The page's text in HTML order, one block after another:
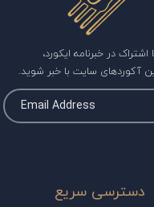
اشتراک در خبرنامه ایکورد،
آکوردهای سایت با خبر شوید.
دسترسی سریع